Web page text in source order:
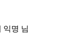
익명 님